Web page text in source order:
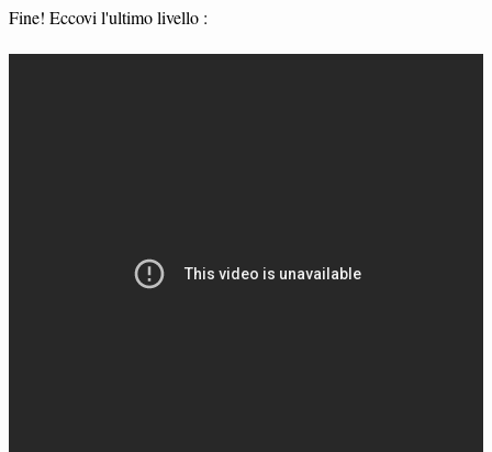
Fine! Eccovi l'ultimo livello :